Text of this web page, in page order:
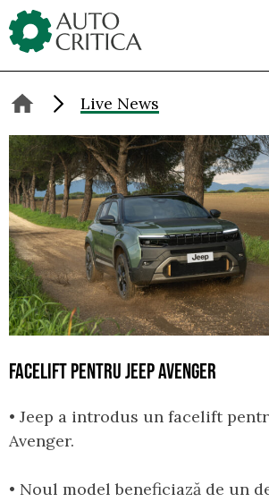
Skip
to
content
Live News
FACELIFT PENTRU JEEP AVENGER
• Jeep a introdus un facelift
Avenger.
• Noul model beneficiază de un